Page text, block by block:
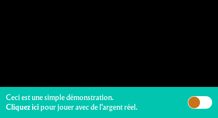
Ceci est une simple démonstration.
Cliquez ici pour jouer avec de l'argent réel.